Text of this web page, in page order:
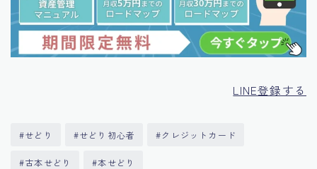
LINE登録する
#せどり #せどり初心者 #クレジットカード
#古本せどり #本せどり